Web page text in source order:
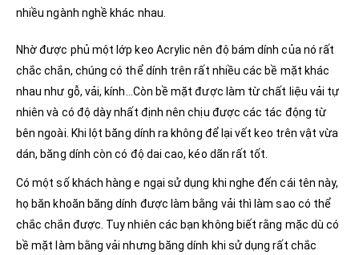
nhiều ngành nghề khác nhau.
Nhờ được phủ một lớp keo Acrylic nên độ bám dính của nó rất
chắc chắn, chúng có thể dính trên rất nhiều các bề mặt khác
nhau như gỗ, vải, kính…Còn bề mặt được làm từ chất liệu vải tự
nhiên và có độ dày nhất định nên chịu được các tác động từ
bên ngoài. Khi lột băng dính ra không để lại vết keo trên vật vừa
dán, băng dính còn có độ dai cao, kéo dãn rất tốt.
Có một số khách hàng e ngại sử dụng khi nghe đến cái tên này,
họ băn khoăn băng dính được làm bằng vải thì làm sao có thể
chắc chắn được. Tuy nhiên các bạn không biết rằng mặc dù có
bề mặt làm bằng vải nhưng băng dính khi sử dụng rất chắc